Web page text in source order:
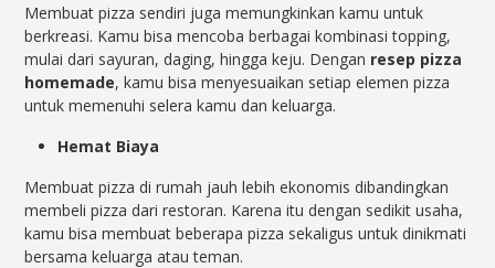
Membuat pizza sendiri juga memungkinkan kamu untuk
berkreasi. Kamu bisa mencoba berbagai kombinasi topping,
mulai dari sayuran, daging, hingga keju. Dengan resep pizza
homemade, kamu bisa menyesuaikan setiap elemen pizza
untuk memenuhi selera kamu dan keluarga.
Hemat Biaya
Membuat pizza di rumah jauh lebih ekonomis dibandingkan
membeli pizza dari restoran. Karena itu dengan sedikit usaha,
kamu bisa membuat beberapa pizza sekaligus untuk dinikmati
bersama keluarga atau teman.